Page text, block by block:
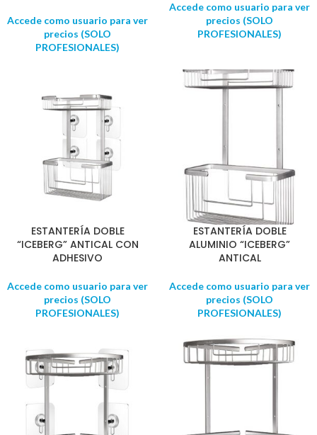
Accede como usuario para ver
precios (SOLO
PROFESIONALES)
Accede como usuario para ver
precios (SOLO
PROFESIONALES)
ESTANTERÍA DOBLE
“ICEBERG” ANTICAL CON
ADHESIVO
Accede como usuario para ver
precios (SOLO
PROFESIONALES)
ESTANTERÍA DOBLE
ALUMINIO “ICEBERG”
ANTICAL
Accede como usuario para ver
precios (SOLO
PROFESIONALES)